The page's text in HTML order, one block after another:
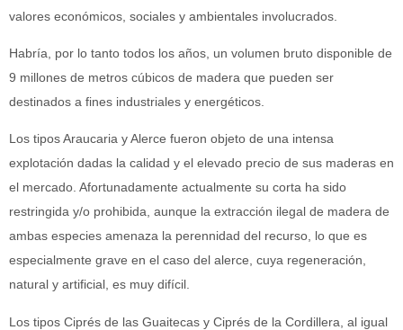
valores económicos, sociales y ambientales involucrados.
Habría, por lo tanto todos los años, un volumen bruto disponible de
9 millones de metros cúbicos de madera que pueden ser
destinados a fines industriales y energéticos.
Los tipos Araucaria y Alerce fueron objeto de una intensa
explotación dadas la calidad y el elevado precio de sus maderas en
el mercado. Afortunadamente actualmente su corta ha sido
restringida y/o prohibida, aunque la extracción ilegal de madera de
ambas especies amenaza la perennidad del recurso, lo que es
especialmente grave en el caso del alerce, cuya regeneración,
natural y artificial, es muy difícil.
Los tipos Ciprés de las Guaitecas y Ciprés de la Cordillera, al igual